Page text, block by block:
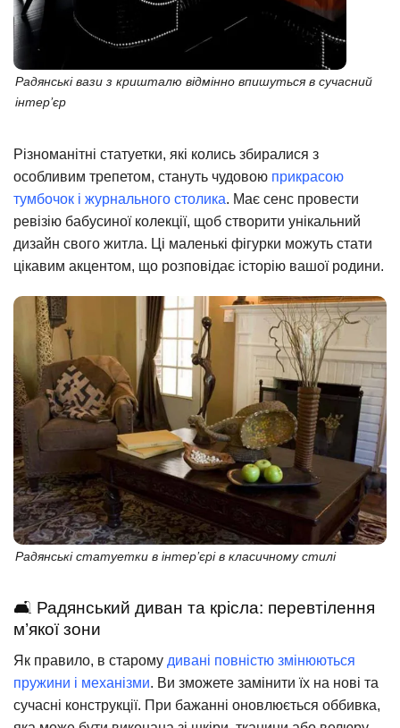
Радянські вази з кришталю відмінно впишуться в сучасний
інтер’єр
Різноманітні статуетки, які колись збиралися з
особливим трепетом, стануть чудовою прикрасою
тумбочок і журнального столика. Має сенс провести
ревізію бабусиної колекції, щоб створити унікальний
дизайн свого житла. Ці маленькі фігурки можуть стати
цікавим акцентом, що розповідає історію вашої родини.
Радянські статуетки в інтер’єрі в класичному стилі
🛋️ Радянський диван та крісла: перевтілення
м’якої зони
Як правило, в старому дивані повністю змінюються
пружини і механізми. Ви зможете замінити їх на нові та
сучасні конструкції. При бажанні оновлюється оббивка,